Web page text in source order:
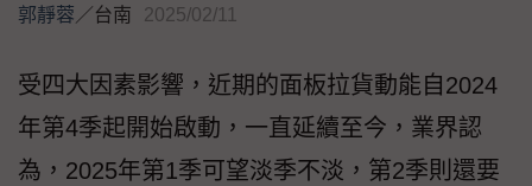
郭靜蓉／台南 2025/02/11
受四大因素影響，近期的面板拉貨動能自2024
年第4季起開始啟動，一直延續至今，業界認
為，2025年第1季可望淡季不淡，第2季則還要